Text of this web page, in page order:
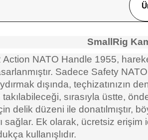
SmallRig
NATO Handle 1955,
Sadece Safety
dışında, teçhizatınızın
takılabileceği, sırasıyla üstte,
delik düzeni ile donatılmıştır,
sağlar. Ek olarak, ücretsiz
kullanışlıdır.